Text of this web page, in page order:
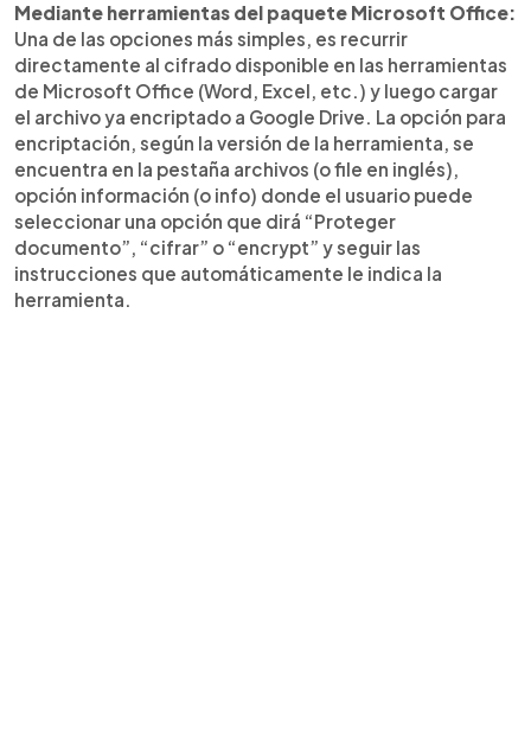
Mediante herramientas del paquete Microsoft Office:
Una de las opciones más simples, es recurrir
directamente al cifrado disponible en las herramientas
de Microsoft Office (Word, Excel, etc.) y luego cargar
el archivo ya encriptado a Google Drive. La opción para
encriptación, según la versión de la herramienta, se
encuentra en la pestaña archivos (o file en inglés),
opción información (o info) donde el usuario puede
seleccionar una opción que dirá “Proteger
documento”, “cifrar” o “encrypt” y seguir las
instrucciones que automáticamente le indica la
herramienta.